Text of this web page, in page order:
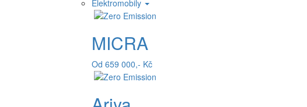
Elektromobily
MICRA
Od 659 000,- Kč